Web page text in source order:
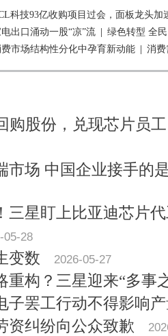
科技93亿收购项目过会，面板龙头加
出口涌动一股“凉”流
绿色转型 全
市场结构性分化中孕育新动能
消费
购股份，兑现芯片员
市场 中国企业接手的
三星盯上比亚迪芯片
05-28
变数 2026-05-27
重构？三星迎来“多事
子罢工行动不得影响
资纠纷向公众致歉